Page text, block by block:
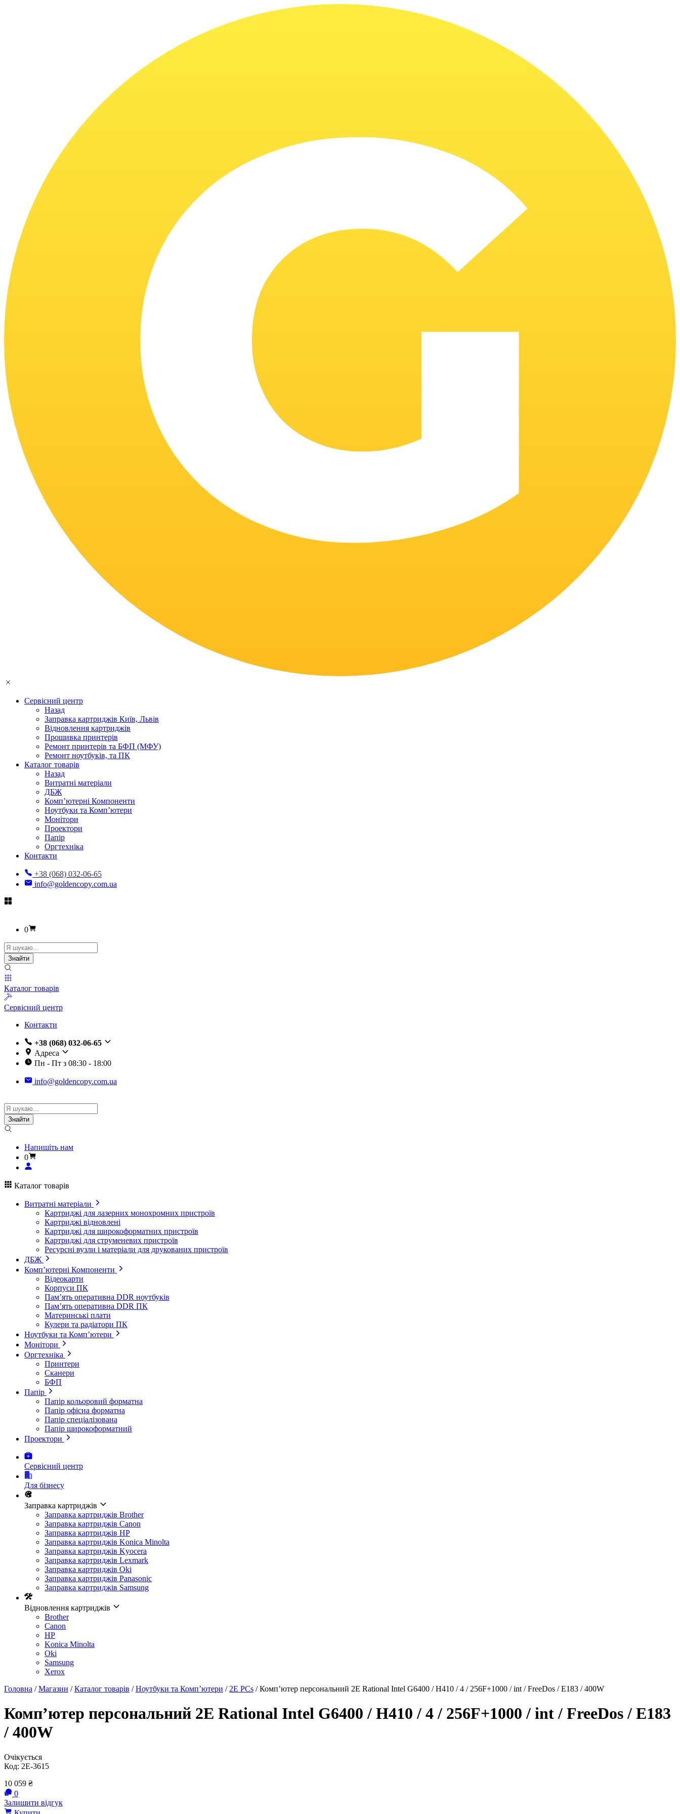
Сервісний центр
Назад
Заправка картриджів Київ, Львів
Відновлення картриджів
Прошивка принтерів
Ремонт принтерів та БФП (МФУ)
Ремонт ноутбуків, та ПК
Каталог товарів
Назад
Витратні матеріали
ДБЖ
Комп’ютерні Компоненти
Ноутбуки та Комп’ютери
Монітори
Проектори
Папір
Оргтехніка
Контакти
+38 (068) 032-06-65
info@goldencopy.com.ua
0
Пошук
товарів
Знайти
Каталог товарів
Сервісний центр
Контакти
+38 (068) 032-06-65
Адреса
Пн - Пт з 08:30 - 18:00
info@goldencopy.com.ua
Пошук
товарів
Знайти
Напишіть нам
0
Каталог товарів
Витратні матеріали
Картриджі для лазерних монохромних пристроїв
Картриджі відновлені
Картриджі для широкоформатних пристроїв
Картриджі для струменевих пристроїв
Ресурсні вузли і матеріали для друкованих пристроїв
ДБЖ
Комп’ютерні Компоненти
Відеокарти
Корпуси ПК
Пам’ять оперативна DDR ноутбуків
Пам’ять оперативна DDR ПК
Материнські плати
Кулери та радіатори ПК
Ноутбуки та Комп’ютери
Монітори
Оргтехніка
Принтери
Сканери
БФП
Папір
Папір кольоровий форматна
Папір офісна форматна
Папір спеціалізована
Папір широкоформатний
Проектори
Сервісний центр
Для бізнесу
Заправка картриджів
Заправка картриджів Brother
Заправка картриджів Canon
Заправка картриджів HP
Заправка картриджів Konica Minolta
Заправка картриджів Kyocera
Заправка картриджів Lexmark
Заправка картриджів Oki
Заправка картриджів Panasonic
Заправка картриджів Samsung
Відновлення картриджів
Brother
Canon
HP
Konica Minolta
Oki
Samsung
Xerox
Головна /Магазин /Каталог товарів /Ноутбуки та Комп’ютери / 2E PCs / Комп’ютер персональний 2E Rational Intel G6400 / H410 / 4 / 256F+1000 / int / FreeDos / E183 / 400W
Комп’ютер персональний 2E Rational Intel G6400 / H410 / 4 / 256F+1000 / int / FreeDos / E183
/ 400W
Очікується
Код: 2E-3615
10 059 ₴
0
Залишити відгук